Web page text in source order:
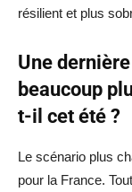
résilient et plus
Une
beaucoup
t-il cet été ?
Le scénario plus
pour la France.